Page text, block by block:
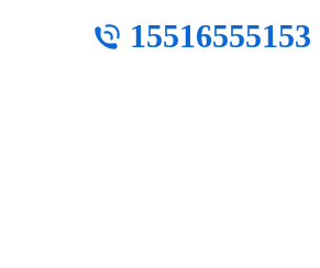
15516555153